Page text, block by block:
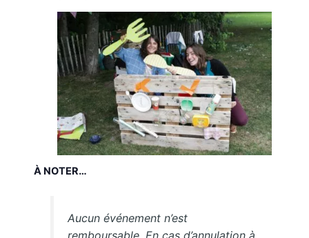
À NOTER…
Aucun événement n’est
remboursable. En cas d’annulation à